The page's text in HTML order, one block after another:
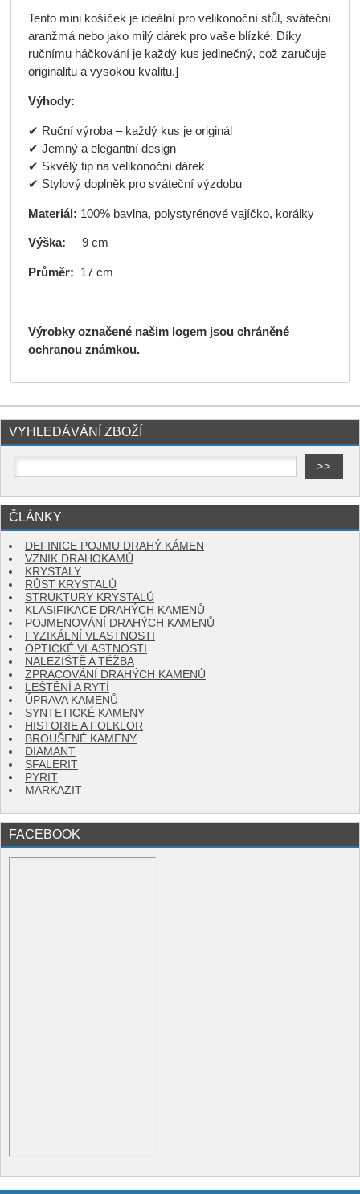
Tento mini košíček je ideální pro velikonoční stůl, sváteční
aranžmá nebo jako milý dárek pro vaše blízké. Díky
ručnímu háčkování je každý kus jedinečný, což zaručuje
originalitu a vysokou kvalitu.]
Výhody:
✔ Ruční výroba – každý kus je originál
✔ Jemný a elegantní design
✔ Skvělý tip na velikonoční dárek
✔ Stylový doplněk pro sváteční výzdobu
Materiál: 100% bavlna, polystyrénové vajíčko, korálky
Výška: 9 cm
Průměr: 17 cm
Výrobky označené našim logem jsou chráněné
ochranou známkou.
VYHLEDÁVÁNÍ ZBOŽÍ
ČLÁNKY
DEFINICE POJMU DRAHÝ KÁMEN
VZNIK DRAHOKAMŮ
KRYSTALY
RŮST KRYSTALŮ
STRUKTURY KRYSTALŮ
KLASIFIKACE DRAHÝCH KAMENŮ
POJMENOVÁNÍ DRAHÝCH KAMENŮ
FYZIKÁLNÍ VLASTNOSTI
OPTICKÉ VLASTNOSTI
NALEZIŠTĚ A TĚŽBA
ZPRACOVÁNÍ DRAHÝCH KAMENŮ
LEŠTĚNÍ A RYTÍ
ÚPRAVA KAMENŮ
SYNTETICKÉ KAMENY
HISTORIE A FOLKLOR
BROUŠENÉ KAMENY
DIAMANT
SFALERIT
PYRIT
MARKAZIT
FACEBOOK